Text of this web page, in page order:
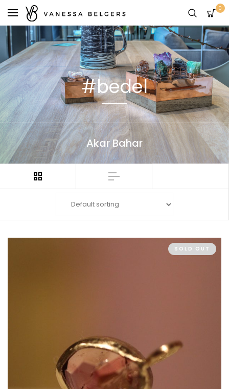
0
#bedel
Akar Bahar
SOLD OUT